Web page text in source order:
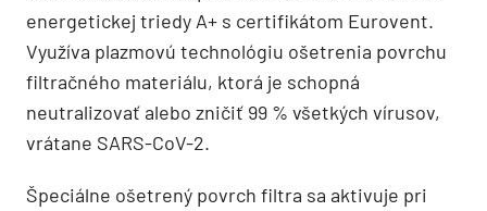
energetickej triedy A+ s certifikátom Eurovent.
Využíva plazmovú technológiu ošetrenia povrchu
filtračného materiálu, ktorá je schopná
neutralizovať alebo zničiť 99 % všetkých vírusov,
vrátane SARS-CoV-2.
Špeciálne ošetrený povrch filtra sa aktivuje pri